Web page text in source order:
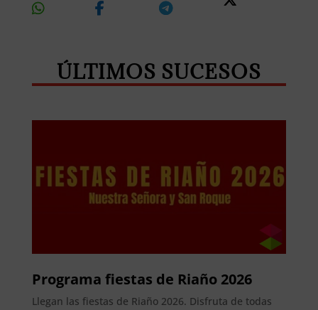
ÚLTIMOS SUCESOS
Programa fiestas de Riaño 2026
Llegan las fiestas de Riaño 2026. Disfruta de todas